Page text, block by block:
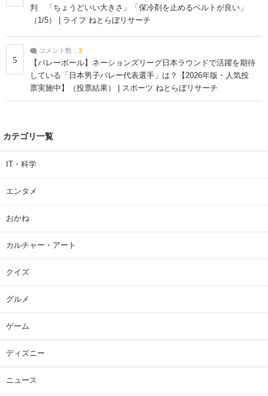
判 「ちょうどいい大きさ」「保冷剤を止めるベルトが良い」
（1/5） | ライフ ねとらぼリサーチ
5
コメント数： 3
【バレーボール】ネーションズリーグ日本ラウンドで活躍を期待
している「日本男子バレー代表選手」は？【2026年版・人気投
票実施中】（投票結果） | スポーツ ねとらぼリサーチ
カテゴリ一覧
IT・科学
エンタメ
おかね
カルチャー・アート
クイズ
グルメ
ゲーム
ディズニー
ニュース